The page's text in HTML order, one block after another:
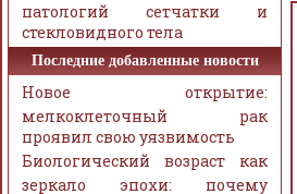
патологий сетчатки и
стекловидного тела
Последние добавленные новости
Новое открытие:
мелкоклеточный рак
проявил свою уязвимость
Биологический возраст как
зеркало эпохи: почему